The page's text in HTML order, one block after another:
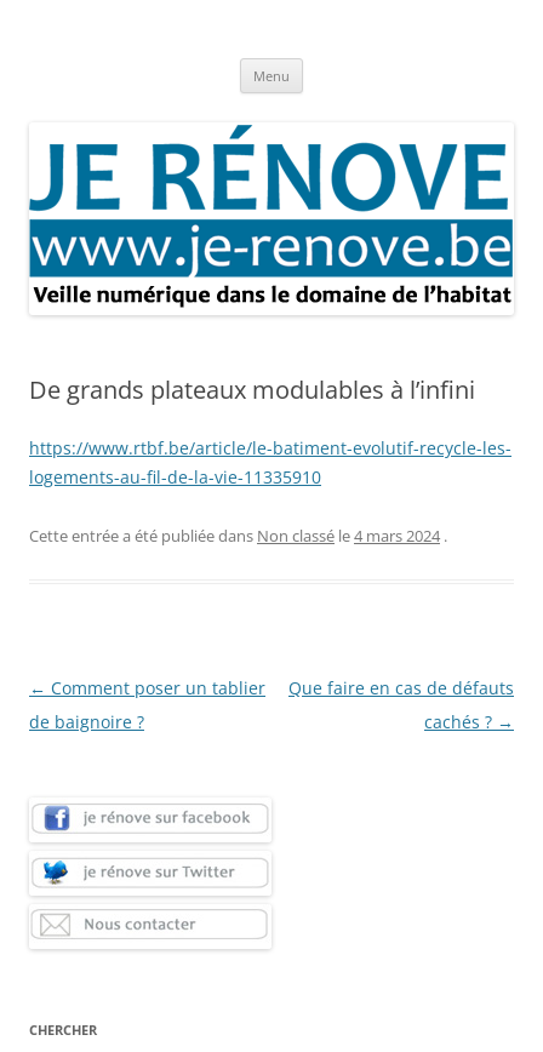
Menu
De grands plateaux modulables à l’infini
https://www.rtbf.be/article/le-batiment-evolutif-recycle-les-
logements-au-fil-de-la-vie-11335910
Cette entrée a été publiée dans Non classé le4 mars 2024 .
Navigation
des
← Comment poser un tablier
de baignoire ?
Que faire en cas de défauts
cachés ? →
CHERCHER